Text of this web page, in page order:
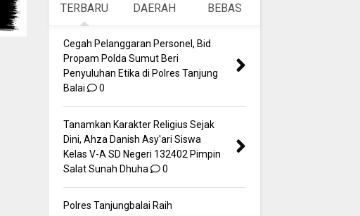
TERBARU DAERAH BEBAS
Cegah Pelanggaran Personel, Bid
Propam Polda Sumut Beri
Penyuluhan Etika di Polres Tanjung
Balai
0
Tanamkan Karakter Religius Sejak
Dini, Ahza Danish Asy'ari Siswa
Kelas V-A SD Negeri 132402 Pimpin
Salat Sunah Dhuha
0
Polres Tanjungbalai Raih